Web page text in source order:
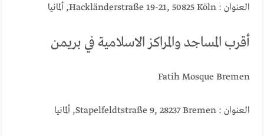
العنوان : Hackländerstraße 19-21, 50825 Köln, ألمانيا
أقرب المساجد والمراكز الاسلامية في بريمن
Fatih Mosque Bremen
العنوان : Stapelfeldtstraße 9, 28237 Bremen, ألمانيا